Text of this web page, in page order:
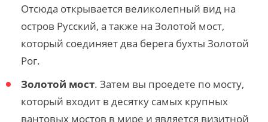
Отсюда открывается великолепный вид на
остров Русский, а также на Золотой мост,
который соединяет два берега бухты Золотой
Рог.
Золотой мост. Затем вы проедете по мосту,
который входит в десятку самых крупных
вантовых мостов в мире и является визитной